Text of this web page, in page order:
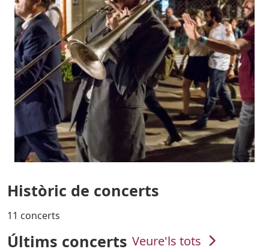
Històric de concerts
11 concerts
Últims concerts Veure'ls tots